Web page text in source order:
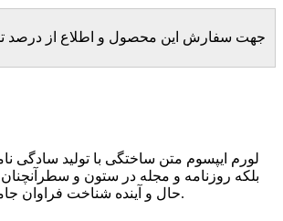
جهت سفارش این محصول و اطلاع از درصد
لورم ایپسوم متن ساختگی با تولید سادگی
بلکه روزنامه و مجله در ستون و
حال و آینده شناخت فراوان جامعه و متخصصان را می طلبد تا با نرم افزارها شناخت بیشتری را برای طراحان رایانه ای علی الخصوص طراحان خلاقی و فرهنگ پیشرو در زبان فارسی ایجاد کرد.